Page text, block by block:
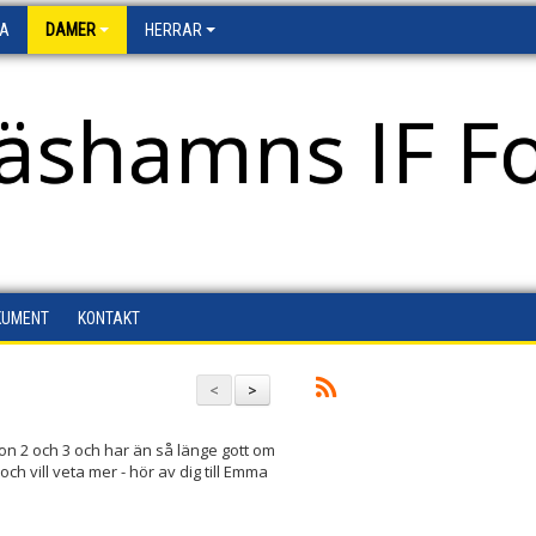
DAMER HERRAR
IF
KONTAKT
>
<
2 och 3 och har än så länge gott om
vill veta mer - hör av dig till Emma